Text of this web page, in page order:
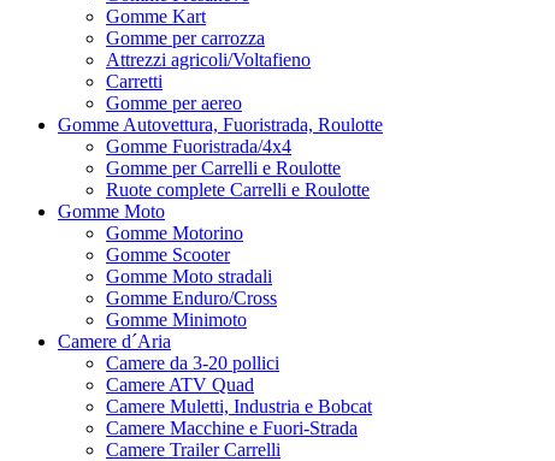
Gomme Kart
Gomme per carrozza
Attrezzi agricoli/Voltafieno
Carretti
Gomme per aereo
Gomme Autovettura, Fuoristrada, Roulotte
Gomme Fuoristrada/4x4
Gomme per Carrelli e Roulotte
Ruote complete Carrelli e Roulotte
Gomme Moto
Gomme Motorino
Gomme Scooter
Gomme Moto stradali
Gomme Enduro/Cross
Gomme Minimoto
Camere d´Aria
Camere da 3-20 pollici
Camere ATV Quad
Camere Muletti, Industria e Bobcat
Camere Macchine e Fuori-Strada
Camere Trailer Carrelli